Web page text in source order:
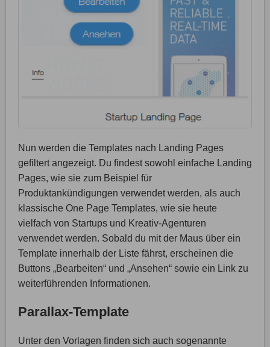
Nun werden die Templates nach Landing Pages
gefiltert angezeigt. Du findest sowohl einfache Landing
Pages, wie sie zum Beispiel für
Produktankündigungen verwendet werden, als auch
klassische One Page Templates, wie sie heute
vielfach von Startups und Kreativ-Agenturen
verwendet werden. Sobald du mit der Maus über ein
Template innerhalb der Liste fährst, erscheinen die
Buttons „Bearbeiten“ und „Ansehen“ sowie ein Link zu
weiterführenden Informationen.
Parallax-Template
Unter den Vorlagen finden sich auch sogenannte